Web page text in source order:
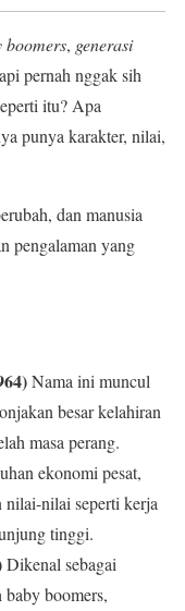
boomers, generasi
pernah nggak sih
itu? Apa
punya karakter, nilai,
dan manusia
pengalaman yang
Nama ini muncul
besar kelahiran
masa perang.
ekonomi pesat,
nilai-nilai seperti kerja
tinggi.
Dikenal sebagai
baby boomers,